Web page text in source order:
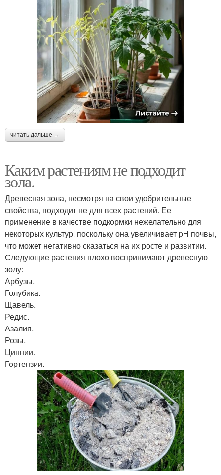
читать дальше →
Каким растениям не подходит
зола.
Древесная зола, несмотря на свои удобрительные
свойства, подходит не для всех растений. Ее
применение в качестве подкормки нежелательно для
некоторых культур, поскольку она увеличивает pH почвы,
что может негативно сказаться на их росте и развитии.
Следующие растения плохо воспринимают древесную
золу:
Арбузы.
Голубика.
Щавель.
Редис.
Азалия.
Розы.
Циннии.
Гортензии.